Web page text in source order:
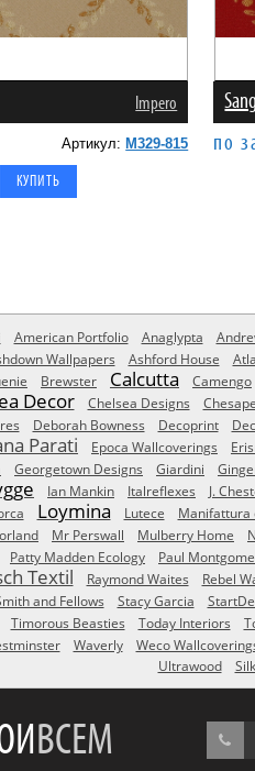
Impero
Артикул: M329-815 по
American Portfolio Anaglypta
Wallpapers Ashford House
Brewster Calcutta Camengo
Decor Chelsea Designs
Deborah Bowness Decoprint
Parati Epoca Wallcoverings
Georgetown Designs Giardini
Ian Mankin Italreflexes J.
Loymina Lutece Manifattura
Mr Perswall Mulberry Home
Patty Madden Ecology Paul
Textil Raymond Waites Rebel
and Fellows Stacy Garcia
Timorous Beasties Today Interiors
Waverly Weco
Ultrawood
ВСЕМ